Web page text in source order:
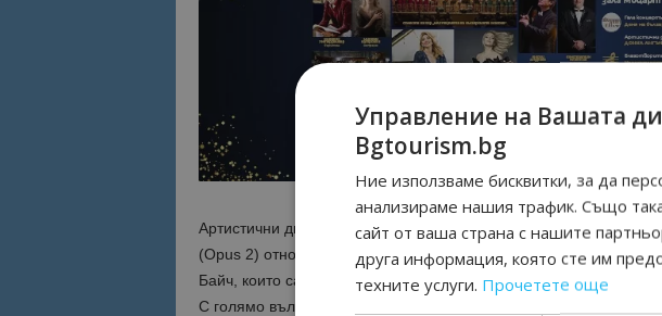
Артистични директори на второто издание на „Гала на
(Opus 2) отново са виртуозната пианистка Донка Ангъчева и
Байч, които са и в основата на концертната програма.
С голямо вълнение се очаква представянето във Виена на
Управление на Вашата
Bgtourism.bg
Ние използваме бисквитки, за да
анализираме нашия трафик. Също
сайт от ваша страна с нашите
друга информация, която сте им
техните услуги. Прочетете още